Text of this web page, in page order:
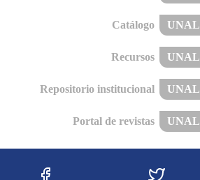
Catálogo UNAL
Recursos UNAL
Repositorio institucional UNAL
Portal de revistas UNAL